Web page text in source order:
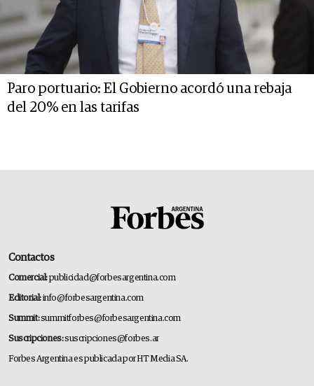
Paro portuario: El Gobierno acordó una rebaja
del 20% en las tarifas
Contactos
Comercial:publicidad@forbesargentina.com
Editorial:info@forbesargentina.com
Summit:summitforbes@forbesargentina.com
Suscripciones:suscripciones@forbes.ar
Forbes Argentina es publicada por HT Media SA.